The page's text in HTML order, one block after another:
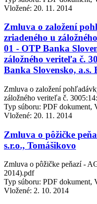
Vložené: 20. 11. 2014
Zmluva o založení
zriadeného u
01 - OTP Banka
záložného veriteľa č.
Banka Slovensko, a.s.
Zmluva o založení
záložného veriteľa č.
Typ súboru: PDF dokument,
Vložené: 20. 11. 2014
Zmluva o pôžičke
s.r.o., Tomášikovo
Zmluva o pôžičke peňazí -
2014).pdf
Typ súboru: PDF dokument,
Vložené: 2. 10. 2014